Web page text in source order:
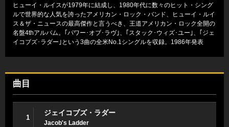
ヒューイ・ルイスが1979年に結成し、1980年代に数々のヒット・シング
ルで世界的な人気を誇ったアメリカン・ロック・バンド、ヒューイ・ルイ
ス＆ザ・ニュースの最高傑作と言うべき、王道アメリカン・ロック全開の
名盤4thアルバム。｢パワー･オブ･ラヴ｣、｢スタック･ウィズ･ユー｣、｢ジェ
イコブズ･ラダー｣という3曲の全米No.1シングルを収録。1986年発表
曲目
1
ジェイコブズ・ラダー
Jacob's Ladder